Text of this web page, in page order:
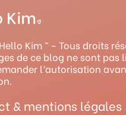
t
u
b
e
r
e
s
o
o
k
Kim ™ – Tous droits
de ce blog ne sont pas
l’autorisation
& mentions légales